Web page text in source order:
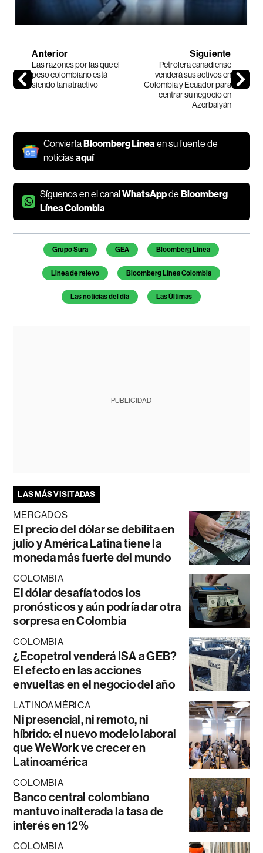
Anterior
Las razones por las que el
peso colombiano está
siendo tan atractivo
Siguiente
Petrolera canadiense
venderá sus activos en
Colombia y Ecuador para
centrar su negocio en
Azerbaiyán
Convierta Bloomberg Líneaen su fuente de
noticiasaquí
Síguenos en el canalWhatsAppde Bloomberg
Línea Colombia
Temas de este artículo
Grupo Sura GEA Bloomberg Línea
Linea de relevo Bloomberg Línea Colombia
Las noticias del día Las Últimas
PUBLICIDAD
LAS MÁS VISITADAS
MERCADOS
El precio del dólar se debilita en
julio y América Latina tiene la
moneda más fuerte del mundo
COLOMBIA
El dólar desafía todos los
pronósticos y aún podría dar otra
sorpresa en Colombia
COLOMBIA
¿Ecopetrol venderá ISA a GEB?
El efecto en las acciones
envueltas en el negocio del año
LATINOAMÉRICA
Ni presencial, ni remoto, ni
híbrido: el nuevo modelo laboral
que WeWork ve crecer en
Latinoamérica
COLOMBIA
Banco central colombiano
mantuvo inalterada la tasa de
interés en 12%
COLOMBIA